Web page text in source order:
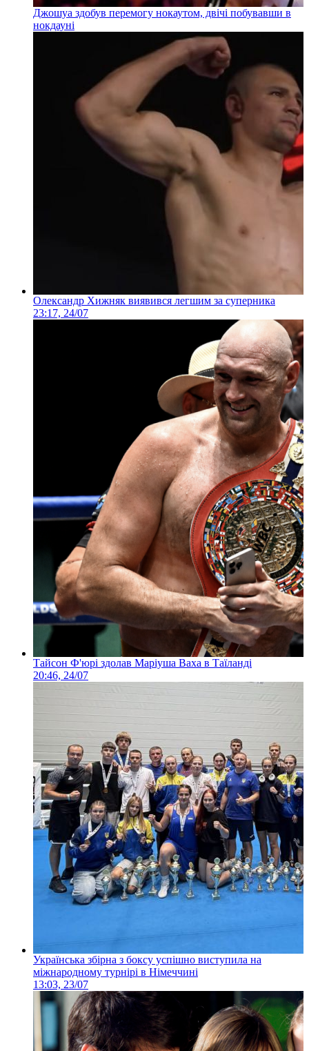
Джошуа здобув перемогу нокаутом, двічі побувавши в
нокдауні
Олександр Хижняк виявився легшим за суперника
23:17, 24/07
Тайсон Ф'юрі здолав Маріуша Ваха в Таїланді
20:46, 24/07
Українська збірна з боксу успішно виступила на
міжнародному турнірі в Німеччині
13:03, 23/07